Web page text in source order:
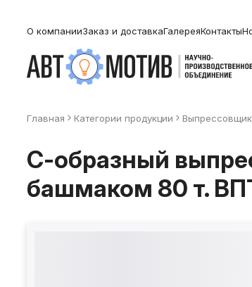
О компанииЗаказ и доставкаГалереяКонтакты
Главная Категории продукции
С-образный
башмаком 80 т.